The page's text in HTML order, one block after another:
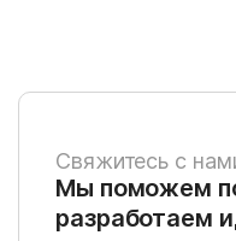
Свяжитесь с
Мы поможем
разработаем